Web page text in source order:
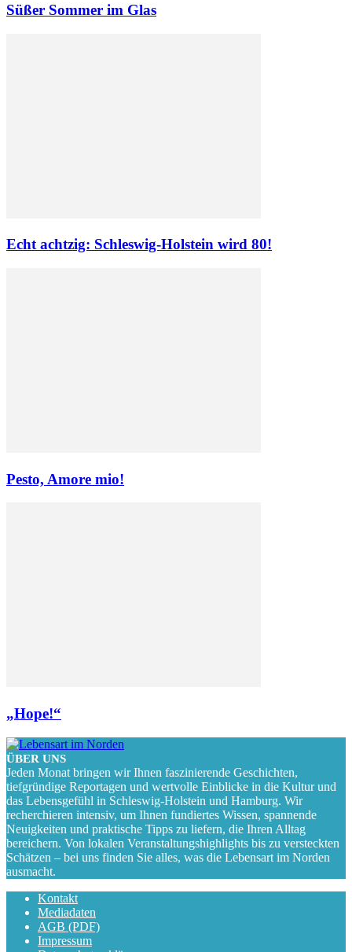
Süßer Sommer im Glas
Echt achtzig: Schleswig-Holstein wird 80!
Pesto, Amore mio!
„Hope!“
ÜBER UNS
Jeden Monat bringen wir Ihnen faszinierende Geschichten,
tiefgründige Reportagen und wertvolle Einblicke in die Kultur und
das Lebensgefühl in Schleswig-Holstein und Hamburg. Wir
recherchieren intensiv, um Ihnen fundiertes Wissen, spannende
Neuigkeiten und praktische Tipps zu liefern, die Ihren Alltag
bereichern. Von lokalen Veranstaltungshighlights bis zu versteckten
Schätzen – bei uns finden Sie alles, was die Lebensart im Norden
ausmacht.
Kontakt
Mediadaten
AGB (PDF)
Impressum